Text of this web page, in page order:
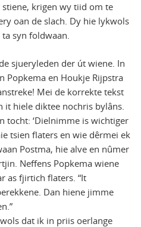
krigen wy tiid om te
oan de slach. Dy hie lykwols
syn foldwaan.
sjueryleden der út wiene. In
Popkema en Houkje Rijpstra
Mei de korrekte tekst
hiele diktee nochris bylâns.
tocht: ‘Dielnimme is wichtiger
tsien flaters en wie dêrmei ek
Postma, hie alve en nûmer
Neffens Popkema wiene
as fjirtich flaters. “It
Dan hiene jimme
dat ik in priis oerlange